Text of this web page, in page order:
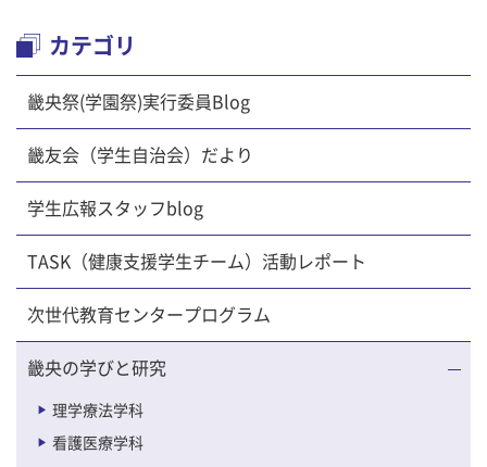
カテゴリ
畿央祭(学園祭)実行委員Blog
畿友会（学生自治会）だより
学生広報スタッフblog
TASK（健康支援学生チーム）活動レポート
次世代教育センタープログラム
畿央の学びと研究
理学療法学科
看護医療学科